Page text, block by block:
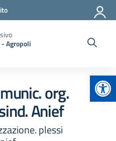
Agropoli
org.
Anief
plessi